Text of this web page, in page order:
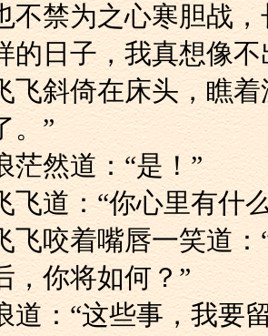
他也不禁为之心寒胆
的日子，我真想像不
白飞飞斜倚在床头，
。”
沈浪茫然道：“是！”
白飞飞道：“你心里有
白飞飞咬着嘴唇一笑
，你将如何？”
沈浪道：“这些事，我